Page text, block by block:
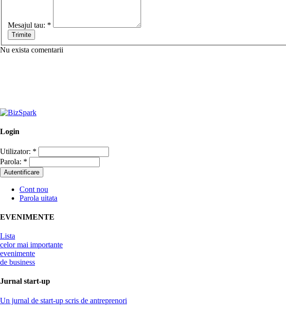
Mesajul tau: *
Nu exista comentarii
Login
Utilizator: *
Parola: *
Cont nou
Parola uitata
EVENIMENTE
Lista
celor mai importante
evenimente
de business
Jurnal start-up
Un jurnal de start-up scris de antreprenori